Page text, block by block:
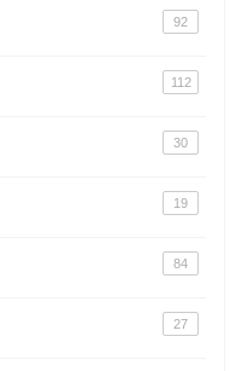
92
112
30
19
84
27